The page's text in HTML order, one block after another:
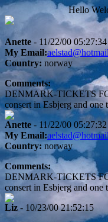
Hello
Anette - 11/22/00 05:27:34
My Email:
Country: norway
Comments:
DENMARK-TICKETS
consert in Esbjerg and one
Anette - 11/22/00 05:27:32
My Email:
Country: norway
Comments:
DENMARK-TICKETS
consert in Esbjerg and one
Liz - 10/23/00 21:52:15